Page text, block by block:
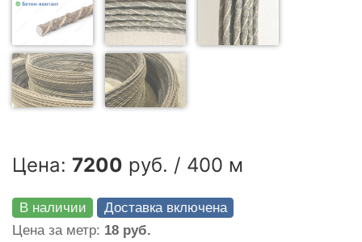
Цена: 7200 руб. / 400 м
В наличии
Доставка включена
Цена за метр: 18 руб.